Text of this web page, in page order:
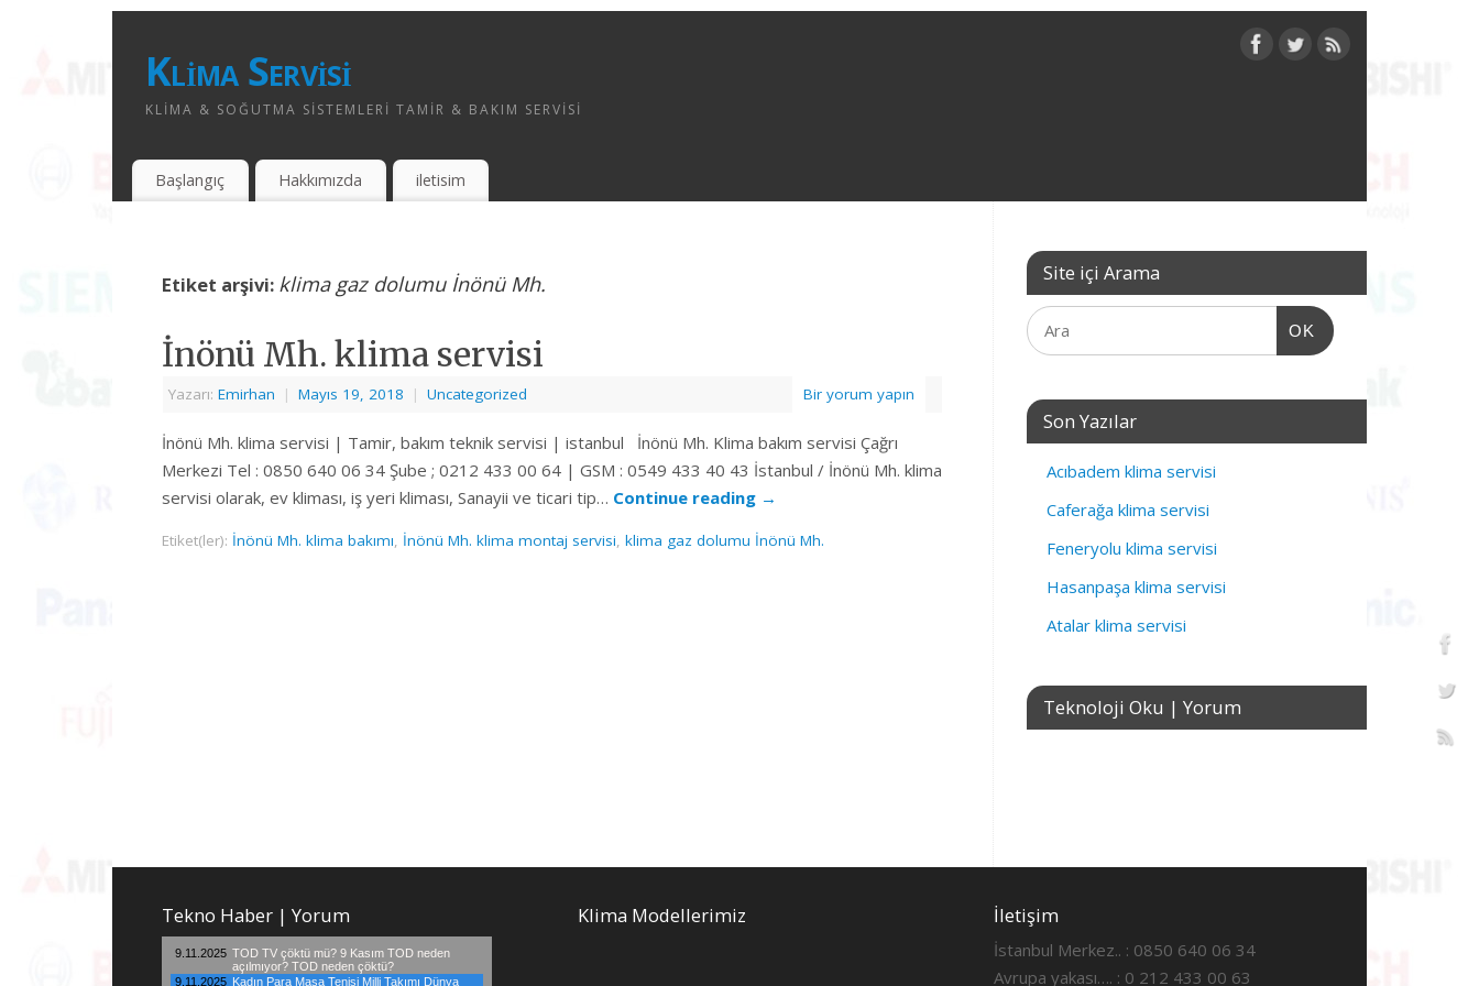
Klima Servisi
KLIMA & SOĞUTMA SISTEMLERI TAMIR & BAKIM SERVISI
Başlangıç Hakkımızda iletisim
Etiket arşivi: klima gaz dolumu İnönü Mh.
İnönü Mh. klima servisi
Yazarı: Emirhan | Mayıs 19, 2018 | Uncategorized Bir yorum yapın
İnönü Mh. klima servisi | Tamir, bakım teknik servisi | istanbul İnönü Mh. Klima bakım servisi Çağrı
Merkezi Tel : 0850 640 06 34 Şube ; 0212 433 00 64 | GSM : 0549 433 40 43 İstanbul / İnönü Mh. klima
servisi olarak, ev kliması, iş yeri kliması, Sanayii ve ticari tip… Continue reading →
Etiket(ler): İnönü Mh. klima bakımı, İnönü Mh. klima montaj servisi, klima gaz dolumu İnönü Mh.
Site içi Arama
OK
Son Yazılar
Acıbadem klima servisi
Caferağa klima servisi
Feneryolu klima servisi
Hasanpaşa klima servisi
Atalar klima servisi
Teknoloji Oku | Yorum
Tekno Haber | Yorum Klima Modellerimiz İletişim
İstanbul Merkez.. : 0850 640 06 34
Avrupa yakası…. : 0 212 433 00 63